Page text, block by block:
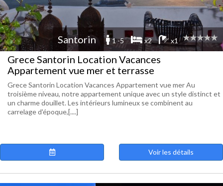
Santorin 1 -5 x2 x1
Grece Santorin Location Vacances
Appartement vue mer et terrasse
Grece Santorin Location Vacances Appartement vue mer Au
troisième niveau, notre appartement unique avec un style distinct et
un charme douillet. Les intérieurs lumineux se combinent au
carrelage d'époque,[....]
Voir les détails